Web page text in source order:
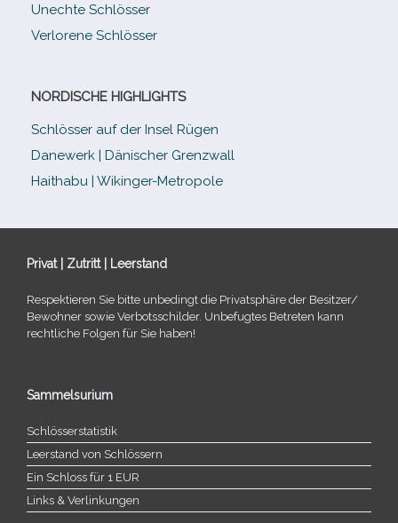
Unechte Schlösser
Verlorene Schlösser
NORDISCHE HIGHLIGHTS
Schlösser auf der Insel Rügen
Danewerk | Dänischer Grenzwall
Haithabu | Wikinger-Metropole
Privat | Zutritt | Leerstand
Respektieren Sie bitte unbe­dingt die Privatsphäre der Besitzer/​
Bewohner sowie Verbotsschilder. Unbefugtes Betreten kann
recht­li­che Folgen für Sie haben!
Sammelsurium
Schlösserstatistik
Leerstand von Schlössern
Ein Schloss für 1 EUR
Links & Verlinkungen